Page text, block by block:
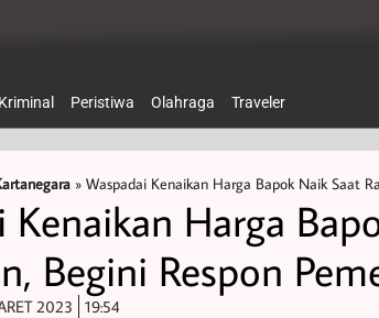
Peristiwa Olahraga Traveler
» Waspadai Kenaikan Harga Bapok Naik Saat
Kenaikan Harga
Begini Respon
2023 19:54